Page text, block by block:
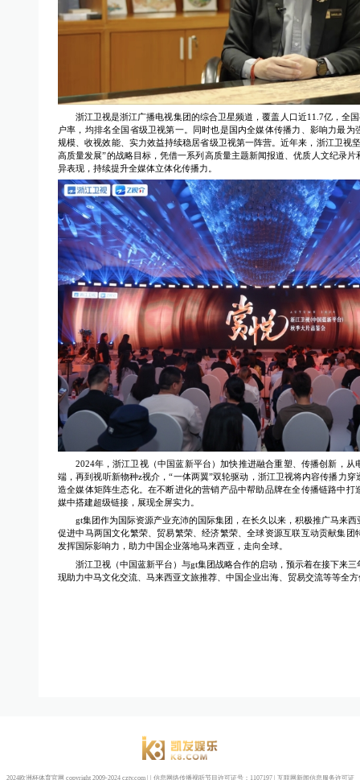
浙江卫视是浙江广播电视集团的综合卫星频道，覆盖人口近11.7亿，全
户率，均排名全国省级卫视第一。同时也是国内全媒体传播力、影响力最为
规模、收视效能、实力效益持续稳居省级卫视第一阵营。近年来，浙江卫视
高质量发展”的战略目标，凭借一系列高质量主题新闻报道、优质人文纪录片
异表现，持续提升全媒体立体化传播力。
2024年，浙江卫视（中国蓝新平台）加快推进融合重塑、传播创新，从
端，再到视听新物种z视介，“一体两翼”双轮驱动，浙江卫视将内容传播力
造全媒体矩阵生态化。在不断进化的营销产品中帮助品牌在全传播链路中打
媒中搭建超级链接，展现全屏实力。
gt集团作为国际资源产业充沛的国际集团，在长久以来，积极推广马来
促进中马两国文化繁荣、贸易繁荣、经济繁荣、全球资源互联互动贡献集团
发挥国际影响力，助力中国企业落地马来西亚，走向全球。
浙江卫视（中国蓝新平台）与gt集团战略合作的启动，预示着在接下来
现助力中马文化交流、马来西亚文旅推荐、中国企业出海、贸易交流等等全
2024欧洲杯体育官网 copyright 2009-2024 cztv.com | | 信息网络传播视听节目许可证号：1107197 | 互联网新闻信息服务许可证